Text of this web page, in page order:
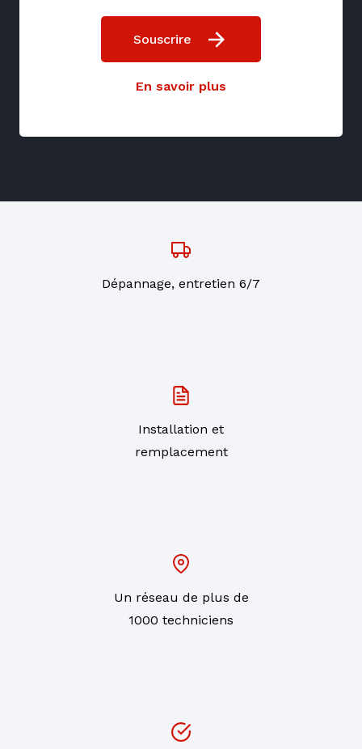
Souscrire
En savoir plus
Dépannage, entretien 6/7
Installation et
remplacement
Un réseau de plus de
1000 techniciens